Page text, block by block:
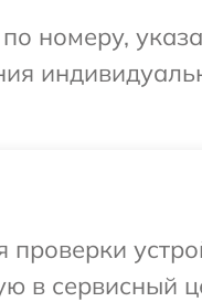
номеру,
в сервисный